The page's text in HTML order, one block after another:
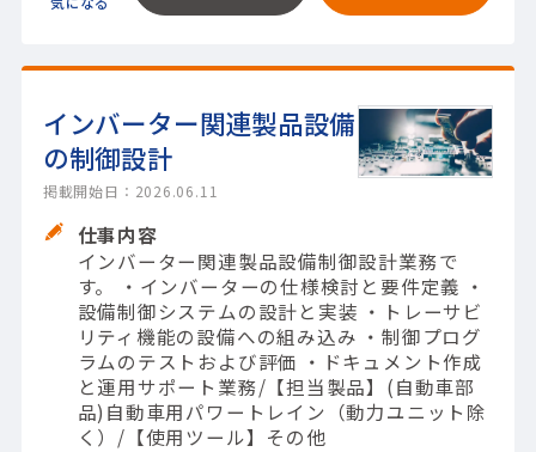
インバーター関連製品設備
の制御設計
掲載開始日：2026.06.11
仕事内容
インバーター関連製品設備制御設計業務で
す。 ・インバーターの仕様検討と要件定義 ・
設備制御システムの設計と実装 ・トレーサビ
リティ機能の設備への組み込み ・制御プログ
ラムのテストおよび評価 ・ドキュメント作成
と運用サポート業務/【担当製品】(自動車部
品)自動車用パワートレイン（動力ユニット除
く）/【使用ツール】その他